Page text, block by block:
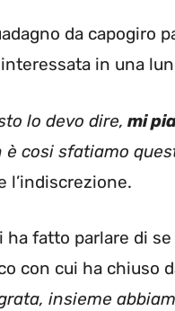
da capogiro
in una
lo devo dire, mi
è cosi sfatiamo
l’indiscrezione.
fatto parlare di se
con cui ha chiuso
insieme